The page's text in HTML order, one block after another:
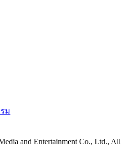
ม
and Entertainment Co., Ltd., All